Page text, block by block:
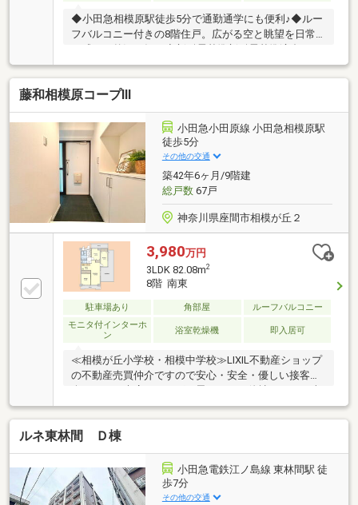
◆小田急相模原駅徒歩5分で通勤通学にも便利♪◆ルー
フバルコニー付きの8階住戸。広がる空と眺望を日常
ション豊かに過ごすには【インテリア】と【エクステ
リア】カーポートや楽しめる庭、この充実度で変わっ
てきます。これらを一括で購入できその代金を住宅ロ
ーンに組み込むことが可能なサービスそれがやどかリ
ッチです。※東京MXテレビ「カンニング竹山のイチバ
ン研究所」２０２３年７月１日放送■やりとり不要で
内覧確定可能■赤色の見学予約ボタンから最短２分で
完了
藤和相模原コープⅢ
小田急小田原線 小田急相模原駅
徒歩5分
その他の交通
築42年6ヶ月/9階建
総戸数67戸
神奈川県座間市相模が丘２
3,980万円
3LDK 82.08m2
8階 南東
駐車場あり 角部屋
ルーフバルコニー
モニタ付インターホ
ン
浴室乾燥機 即入居可
≪相模が丘小学校・相模中学校≫LIXIL不動産ショップ
の不動産売買仲介ですので安心・安全・優しい接客を
いをご堪能下さい。～～～～～～～～～～～～～～～
～～～～～～インターネット、チラシなどに掲載でき
ない物件や未公開物件・自社物件も多数ございます。
物件情報等はコチラまでTEL：046-244-3815～～～～
～～～～～～～～～～～～～～～～～
ルネ東林間 Ｄ棟
小田急電鉄江ノ島線 東林間駅 徒
歩7分
その他の交通